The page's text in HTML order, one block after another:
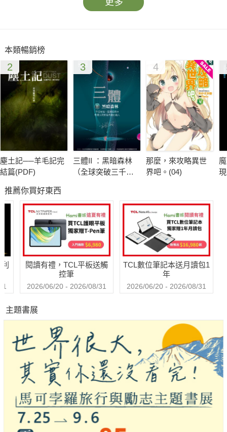
冬至即將來臨，這是一年當中最長也最「女巫」的夜晚。但
是，校長卻宣布令人震驚的「魔法禁令」！還要和鎮上另一所普
通學院的學生，來場「公平」的競賽？！
真是萬萬沒想到，我會和最好的朋友，成為競爭對手……怎
麼辦？到底是「贏」重要，還是「友情」重要呢？
我，碧‧布萊克，下半學期將達成以下目標：
★ 吃很多冬至巧克力樹幹蛋糕
★ 照顧一顆神祕的蛋，讓「她」溫暖又快樂
★ 抽空陪我最要好的「非女巫」朋友艾希
★ 贏得運動會大賽（不作弊！）
★ 繼續不洩漏魔法的祕密
「條條大路通羅馬，種種方法上月亮。」
同！
1.以日記體書寫，建構一所令人著迷的魔法學校，讓孩子保
持閱讀的好奇和快樂。
2.幽默機智的文字，全面提升孩子的閱讀素養、想像力、創
造力！
3.豐富詼諧的插畫，為故事畫龍點睛，幫助讀者理解文意、
增加閱讀樂趣！
本類暢銷榜
2
塵土記──羊毛記完
結篇(PDF)
3
三體II ：黑暗森林
（全球突破三千萬
4
那麼，來攻略異世
界吧。(04)
推薦你買好東西
閱讀有禮，TCL平板送觸
控筆
2026/06/20 - 2026/08/31
TCL數位筆記本送月讀包1
年
2026/06/20 - 2026/08/31
主題書展